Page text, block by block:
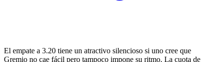
El empate a 3.20 tiene un atractivo silencioso si uno cree que
Gremio no cae fácil pero tampoco impone su ritmo. La cuota de